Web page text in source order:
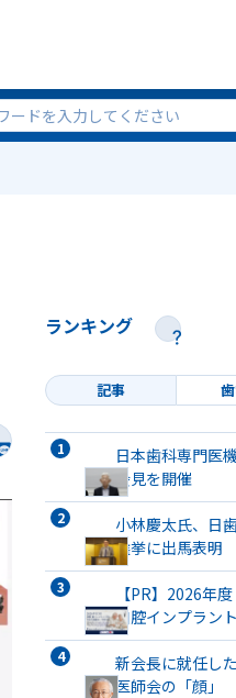
ランキング
記事
日本歯科専門医
会見を開催
小林慶太氏、日
選挙に出馬表明
【PR】2026年
口腔インプラン
支部総会・学術
新会長に就任し
医師会の「顔」